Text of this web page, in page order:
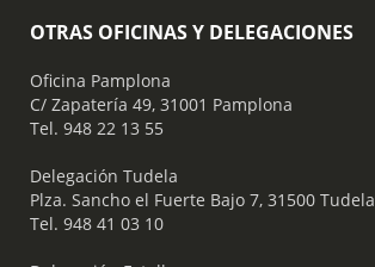
OTRAS OFICINAS Y DELEGACIONES
Oficina Pamplona
C/ Zapatería 49, 31001 Pamplona
Tel. 948 22 13 55
​ Delegación Tudela
Plza. Sancho el Fuerte Bajo 7, 31500 Tudela
Tel. 948 41 03 10